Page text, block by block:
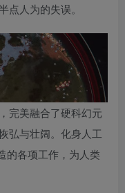
人为的失误。
完美融合了硬科幻元
弘与壮阔。化身人工
的各项工作，为人类